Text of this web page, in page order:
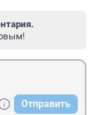
Отправить